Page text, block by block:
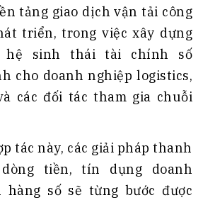
tảng giao dịch vận tải công
triển, trong việc xây dựng
hệ sinh thái tài chính số
cho doanh nghiệp logistics,
các đối tác tham gia chuỗi
tác này, các giải pháp thanh
tiền, tín dụng doanh
hàng số sẽ từng bước được